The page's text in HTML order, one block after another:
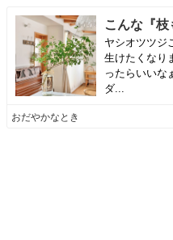
ヤシオツツジ
生けたくなり
ったらいいな
ダ...
おだやかなとき